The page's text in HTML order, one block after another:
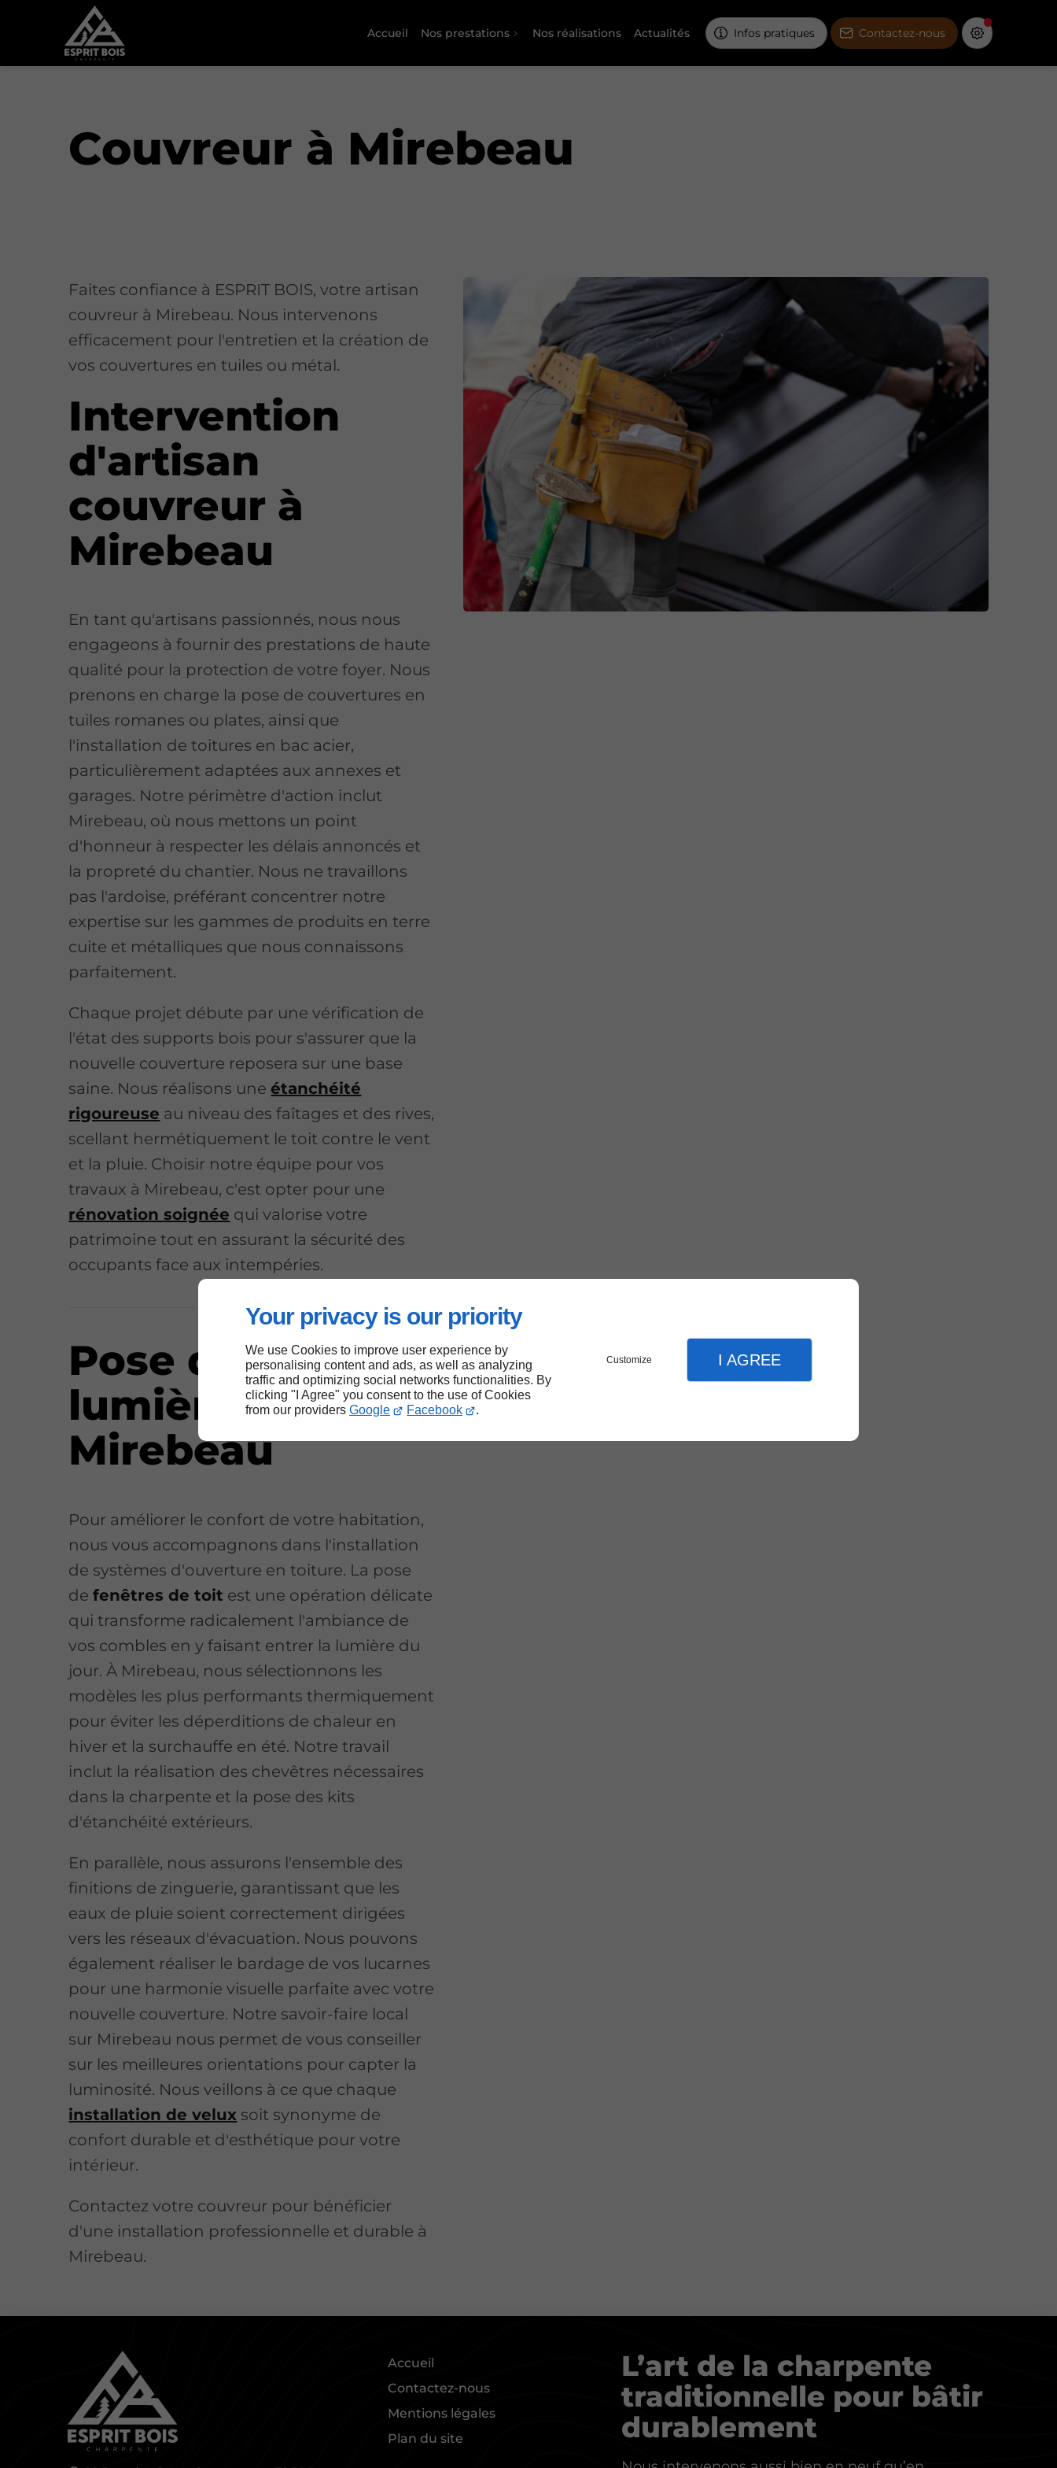
Your privacy is our priority
We use Cookies to improve user experience by
personalising content and ads, as well as analyzing
traffic and optimizing social networks functionalities. By
clicking "I Agree" you consent to the use of Cookies
from our providers Google Facebook .
Customize I AGREE
Accueil Nos prestations Nos réalisations Actualités Infos pratiques Contactez-nous
Couvreur à Mirebeau
Faites confiance à ESPRIT BOIS, votre artisan
couvreur à Mirebeau. Nous intervenons
efficacement pour l'entretien et la création de
vos couvertures en tuiles ou métal.
Intervention
d'artisan
couvreur à
Mirebeau
En tant qu'artisans passionnés, nous nous
engageons à fournir des prestations de haute
qualité pour la protection de votre foyer. Nous
prenons en charge la pose de couvertures en
tuiles romanes ou plates, ainsi que
l'installation de toitures en bac acier,
particulièrement adaptées aux annexes et
garages. Notre périmètre d'action inclut
Mirebeau, où nous mettons un point
d'honneur à respecter les délais annoncés et
la propreté du chantier. Nous ne travaillons
pas l'ardoise, préférant concentrer notre
expertise sur les gammes de produits en terre
cuite et métalliques que nous connaissons
parfaitement.
Chaque projet débute par une vérification de
l'état des supports bois pour s'assurer que la
nouvelle couverture reposera sur une base
saine. Nous réalisons uneétanchéité
rigoureuse au niveau des faîtages et des rives,
scellant hermétiquement le toit contre le vent
et la pluie. Choisir notre équipe pour vos
travaux à Mirebeau, c'est opter pour une
rénovation soignée qui valorise votre
patrimoine tout en assurant la sécurité des
occupants face aux intempéries.
Pose de velux et
lumière à
Mirebeau
Pour améliorer le confort de votre habitation,
nous vous accompagnons dans l'installation
de systèmes d'ouverture en toiture. La pose
defenêtres de toit est une opération délicate
qui transforme radicalement l'ambiance de
vos combles en y faisant entrer la lumière du
jour. À Mirebeau, nous sélectionnons les
modèles les plus performants thermiquement
pour éviter les déperditions de chaleur en
hiver et la surchauffe en été. Notre travail
inclut la réalisation des chevêtres nécessaires
dans la charpente et la pose des kits
d'étanchéité extérieurs.
En parallèle, nous assurons l'ensemble des
finitions de zinguerie, garantissant que les
eaux de pluie soient correctement dirigées
vers les réseaux d'évacuation. Nous pouvons
également réaliser le bardage de vos lucarnes
pour une harmonie visuelle parfaite avec votre
nouvelle couverture. Notre savoir-faire local
sur Mirebeau nous permet de vous conseiller
sur les meilleures orientations pour capter la
luminosité. Nous veillons à ce que chaque
installation de velux soit synonyme de
confort durable et d'esthétique pour votre
intérieur.
Contactez votre couvreur pour bénéficier
d'une installation professionnelle et durable à
Mirebeau.
Accueil
Contactez-nous
Mentions légales
Plan du site
L’art de la charpente
traditionnelle pour bâtir
durablement